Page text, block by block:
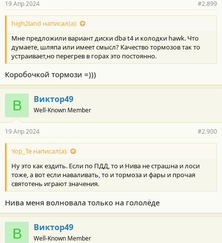
19 Апр 2024 #2.899
high2land написал(а):
Мне предложили вариант диски dba t4 и колодки hawk. Что
думаете, шляпа или имеет смысл? Качество тормозов так то
устраивает,но перегрев в горах это постоянно.
Коробочкой тормози =)))
В Виктор49
Well-Known Member
19 Апр 2024 #2.900
Yop_Te написал(а):
Ну это как ездить. Если по ПДД, то и Нива не страшна и лоси
тоже, а вот если наваливать, то и тормоза и фары и прочая
святотень играют значения.
Нива меня волновала только на гололёде
В Виктор49
Well-Known Member